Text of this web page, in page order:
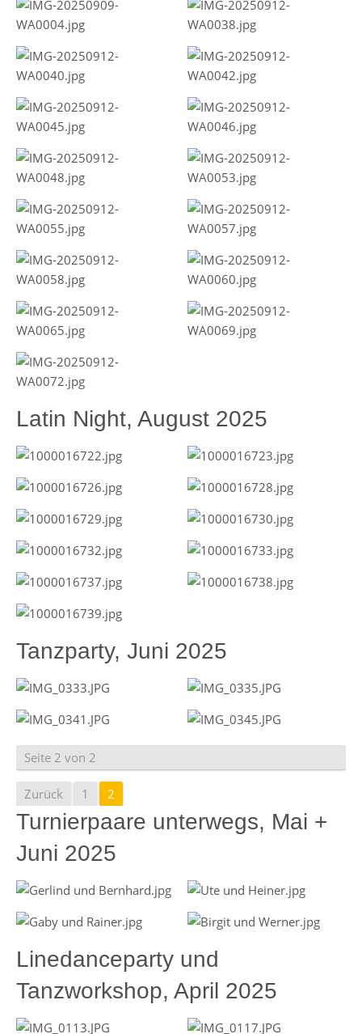
Latin Night, August 2025
Tanzparty, Juni 2025
Seite 2 von 2
Zurück 1 2
Turnierpaare unterwegs, Mai +
Juni 2025
Linedanceparty und
Tanzworkshop, April 2025